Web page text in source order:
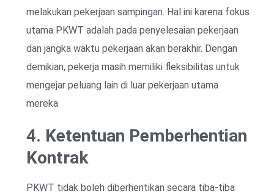
melakukan pekerjaan sampingan. Hal ini karena fokus
utama PKWT adalah pada penyelesaian pekerjaan
dan jangka waktu pekerjaan akan berakhir. Dengan
demikian, pekerja masih memiliki fleksibilitas untuk
mengejar peluang lain di luar pekerjaan utama
mereka.
4. Ketentuan Pemberhentian
Kontrak
PKWT tidak boleh diberhentikan secara tiba-tiba